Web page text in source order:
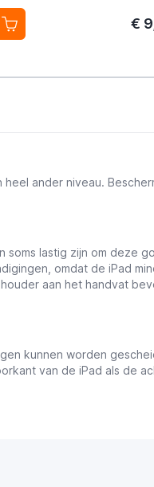
€
ander niveau.
lastig zijn om deze
omdat de iPad
aan het handvat
kunnen worden
van de iPad als de